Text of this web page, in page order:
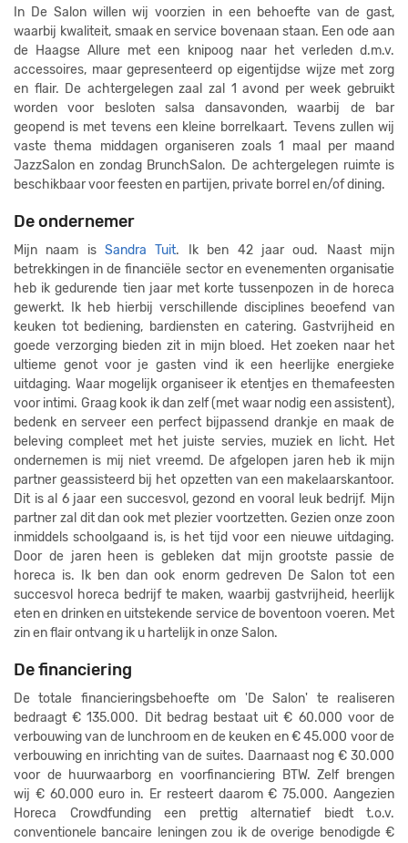
In De Salon willen wij voorzien in een behoefte van de gast,
waarbij kwaliteit, smaak en service bovenaan staan. Een ode aan
de Haagse Allure met een knipoog naar het verleden d.m.v.
accessoires, maar gepresenteerd op eigentijdse wijze met zorg
en flair. De achtergelegen zaal zal 1 avond per week gebruikt
worden voor besloten salsa dansavonden, waarbij de bar
geopend is met tevens een kleine borrelkaart. Tevens zullen wij
vaste thema middagen organiseren zoals 1 maal per maand
JazzSalon en zondag BrunchSalon. De achtergelegen ruimte is
beschikbaar voor feesten en partijen, private borrel en/of dining.
De ondernemer
Mijn naam isSandra Tuit. Ik ben 42 jaar oud. Naast mijn
betrekkingen in de financiële sector en evenementen organisatie
heb ik gedurende tien jaar met korte tussenpozen in de horeca
gewerkt. Ik heb hierbij verschillende disciplines beoefend van
keuken tot bediening, bardiensten en catering. Gastvrijheid en
goede verzorging bieden zit in mijn bloed. Het zoeken naar het
ultieme genot voor je gasten vind ik een heerlijke energieke
uitdaging. Waar mogelijk organiseer ik etentjes en themafeesten
voor intimi. Graag kook ik dan zelf (met waar nodig een assistent),
bedenk en serveer een perfect bijpassend drankje en maak de
beleving compleet met het juiste servies, muziek en licht. Het
ondernemen is mij niet vreemd. De afgelopen jaren heb ik mijn
partner geassisteerd bij het opzetten van een makelaarskantoor.
Dit is al 6 jaar een succesvol, gezond en vooral leuk bedrijf. Mijn
partner zal dit dan ook met plezier voortzetten. Gezien onze zoon
inmiddels schoolgaand is, is het tijd voor een nieuwe uitdaging.
Door de jaren heen is gebleken dat mijn grootste passie de
horeca is. Ik ben dan ook enorm gedreven De Salon tot een
succesvol horeca bedrijf te maken, waarbij gastvrijheid, heerlijk
eten en drinken en uitstekende service de boventoon voeren. Met
zin en flair ontvang ik u hartelijk in onze Salon.
De financiering
De totale financieringsbehoefte om 'De Salon' te realiseren
bedraagt € 135.000. Dit bedrag bestaat uit € 60.000 voor de
verbouwing van de lunchroom en de keuken en € 45.000 voor de
verbouwing en inrichting van de suites. Daarnaast nog € 30.000
voor de huurwaarborg en voorfinanciering BTW. Zelf brengen
wij € 60.000 euro in. Er resteert daarom € 75.000. Aangezien
Horeca Crowdfunding een prettig alternatief biedt t.o.v.
conventionele bancaire leningen zou ik de overige benodigde €